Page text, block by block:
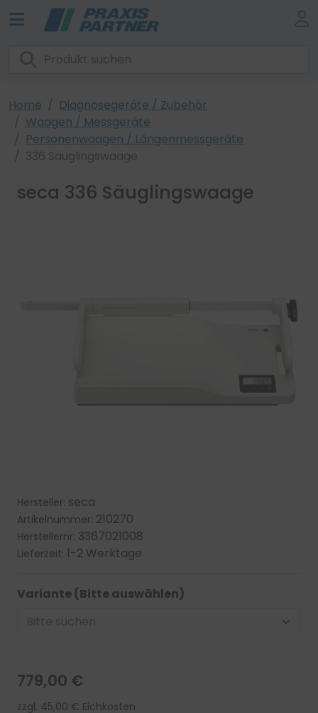
Home
Diagnosegeräte / Zubehör
Waagen / Messgeräte
Personenwaagen / Längenmessgeräte
336 Säuglingswaage
seca 336 Säuglingswaage
Hersteller: seca
Artikelnummer: 210270
Herstellernr: 3367021008
Lieferzeit: 1-2 Werktage
Variante (Bitte auswählen)
779,00 €
zzgl. 45,00 € Eichkosten